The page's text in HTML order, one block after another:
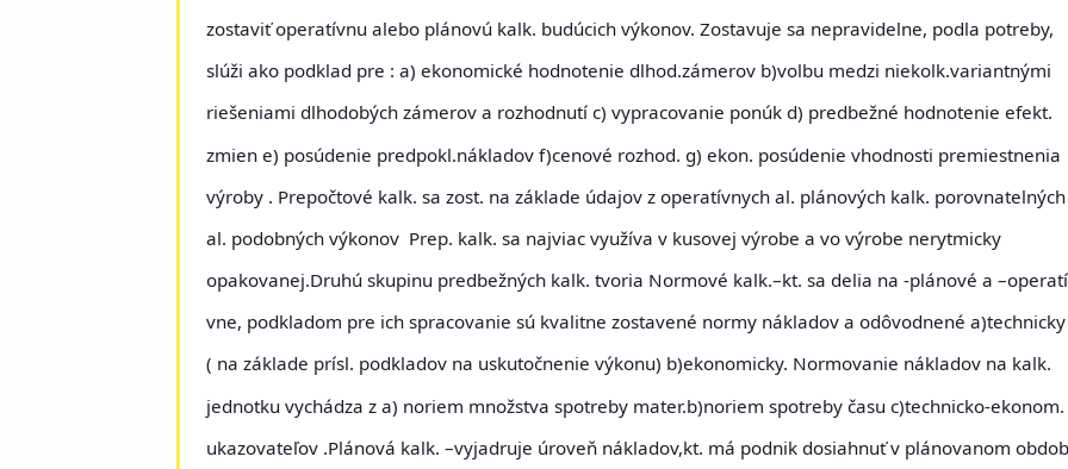
zostaviť operatívnu alebo plánovú kalk. budúcich výkonov. Zostavuje sa nepravidelne, podla potreby,
slúži ako podklad pre : a) ekonomické hodnotenie dlhod.zámerov b)volbu medzi niekolk.variantnými
riešeniami dlhodobých zámerov a rozhodnutí c) vypracovanie ponúk d) predbežné hodnotenie efekt.
zmien e) posúdenie predpokl.nákladov f)cenové rozhod. g) ekon. posúdenie vhodnosti premiestnenia
výroby . Prepočtové kalk. sa zost. na základe údajov z operatívnych al. plánových kalk. porovnatelných
al. podobných výkonov Prep. kalk. sa najviac využíva v kusovej výrobe a vo výrobe nerytmicky
opakovanej.Druhú skupinu predbežných kalk. tvoria Normové kalk.–kt. sa delia na -plánové a –operatí
vne, podkladom pre ich spracovanie sú kvalitne zostavené normy nákladov a odôvodnené a)technicky
( na základe prísl. podkladov na uskutočnenie výkonu) b)ekonomicky. Normovanie nákladov na kalk.
jednotku vychádza z a) noriem množstva spotreby mater.b)noriem spotreby času c)technicko-ekonom.
ukazovateľov .Plánová kalk. –vyjadruje úroveň nákladov,kt. má podnik dosiahnuť v plánovanom